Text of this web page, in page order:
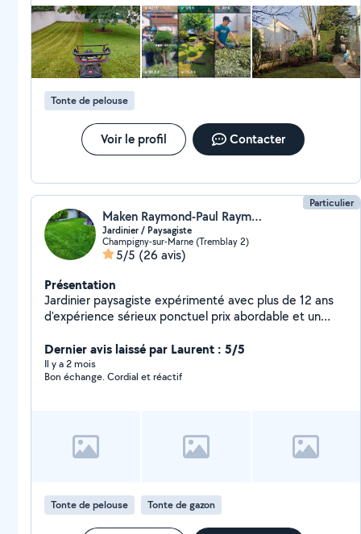
habiller mon jardin. La tonte et l'entretien général du jardin est
réalisée avec beaucoup de soin, ça fait vraiment du bien de le
voir tout net après son passage ! Sérieux et agréable, je le
recommande les yeux fermés
Tonte de pelouse
Voir le profil Contacter
Particulier
Maken Raymond-Paul Raymond
Jardinier / Paysagiste
Champigny-sur-Marne (Tremblay 2)
5/5 (26 avis)
Présentation
Jardinier paysagiste expérimenté avec plus de 12 ans
d'expérience sérieux ponctuel prix abordable et un
Dernier avis laissé par Laurent : 5/5
Il y a 2 mois
Bon échange. Cordial et réactif
Tonte de pelouse Tonte de gazon